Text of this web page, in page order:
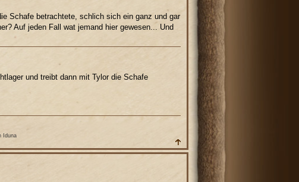
Schafe betrachtete, schlich sich ein ganz und gar
Auf jeden Fall wat jemand hier gewesen... Und
und treibt dann mit Tylor die Schafe
Iduna